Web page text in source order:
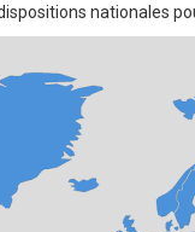
nationales